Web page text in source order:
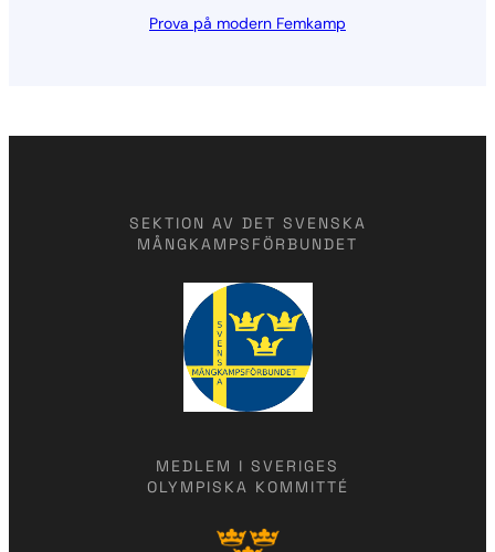
Prova på modern Femkamp
SEKTION AV DET SVENSKA
MÅNGKAMPSFÖRBUNDET
MEDLEM I SVERIGES
OLYMPISKA KOMMITTÉ